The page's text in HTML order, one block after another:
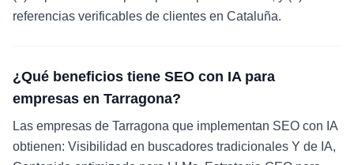
referencias verificables de clientes en Cataluña.
¿Qué beneficios tiene SEO con IA para
empresas en Tarragona?
Las empresas de Tarragona que implementan SEO con IA
obtienen: Visibilidad en buscadores tradicionales Y de IA,